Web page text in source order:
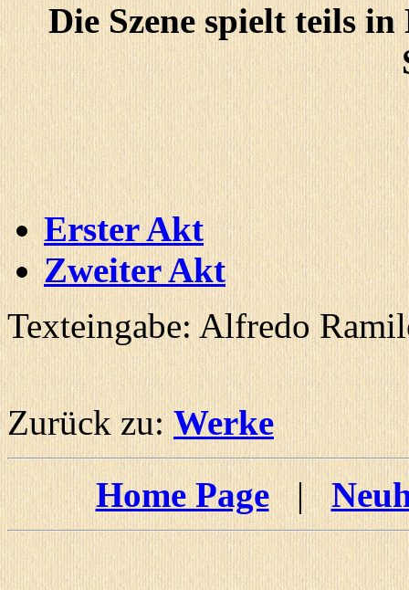
Die Szene spielt teils
Erster Akt
Zweiter Akt
Texteingabe: Alfredo
Zurück zu:Werke
Home Page|